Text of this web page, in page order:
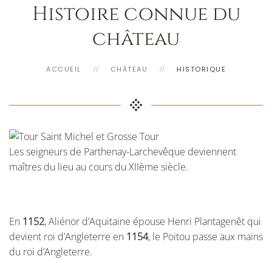
Histoire connue du
château
ACCUEIL CHÂTEAU HISTORIQUE
Les seigneurs de Parthenay-Larchevêque deviennent
maîtres du lieu au cours du XIIème siècle.
En 1152, Aliénor d’Aquitaine épouse Henri Plantagenêt qui
devient roi d’Angleterre en 1154, le Poitou passe aux mains
du roi d’Angleterre.